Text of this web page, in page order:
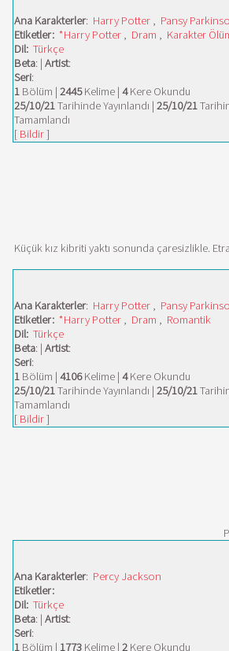
Ana Karakterler: Harry Potter , Pansy
Etiketler: *Harry Potter , Dram , Karakter
Dil: Türkçe
Beta: | Artist:
Seri:
1 Bölüm | 2445Kelime | 4Kere Okundu
25/10/21Tarihinde Yayınlandı | 25/10/21
Tamamlandı
[ Bildir]
Küçük kız kibriti yaktı sonunda çaresizlikle.
Ana Karakterler: Harry Potter , Pansy
Etiketler: *Harry Potter , Dram , Romantik
Dil: Türkçe
Beta: | Artist:
Seri:
1 Bölüm | 4106Kelime | 4Kere Okundu
25/10/21Tarihinde Yayınlandı | 25/10/21
Tamamlandı
[ Bildir]
Ana Karakterler: Percy Jackson
Etiketler:
Dil: Türkçe
Beta: | Artist:
Seri:
1 Bölüm | 1773 Kelime | 2 Kere Okundu